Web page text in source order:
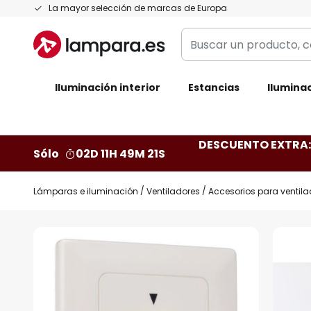
La mayor selección de marcas de Europa
Ir
contenido
Buscar
un
categoría,
Iluminación interior Estancias
Sólo 02D 11H 49M 21S
DESCUENTO
Lámparas e iluminación Ventiladores Accesorios para
Saltar